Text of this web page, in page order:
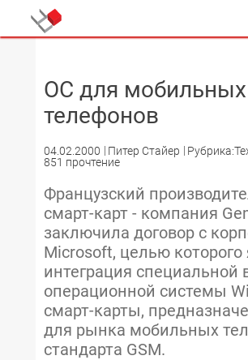
ОС для мобильных
телефонов
04.02.2000 Питер Стайер
851 прочтение
Французский
смарт-карт - компания
заключила договор с
Microsoft, целью которого
интеграция специальной
операционной системы
смарт-карты,
для рынка мобильных
стандарта GSM.